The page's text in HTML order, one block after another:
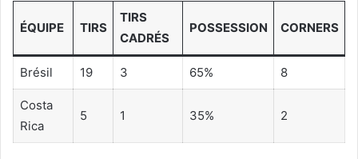
ÉQUIPE TIRS
TIRS
CADRÉS
POSSESSION CORNERS
Brésil 19 3 65% 8
Costa
Rica
5 1 35% 2